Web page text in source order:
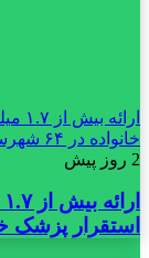
خانواده در ۶۴ شهرستان
2 روز پیش
استقرار پزشک خانواده